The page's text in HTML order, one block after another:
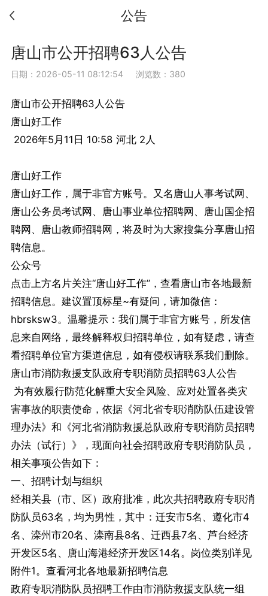
公告
唐山市公开招聘63人公告
日期：2026-05-11 08:12:54浏览数：380
唐山市公开招聘63人公告
唐山好工作
2026年5月11日 10:58 河北 2人
唐山好工作
唐山好工作，属于非官方账号。又名唐山人事考试网、
唐山公务员考试网、唐山事业单位招聘网、唐山国企招
聘网、唐山教师招聘网，将及时为大家搜集分享唐山招
聘信息。
公众号
点击上方名片关注“唐山好工作”，查看唐山市各地最新
招聘信息。建议置顶标星~有疑问，请加微信：
hbrsksw3。温馨提示：我们属于非官方账号，所发信
息来自网络，最终解释权归招聘单位，如有疑虑，请查
看招聘单位官方渠道信息，如有侵权请联系我们删除。
唐山市消防救援支队政府专职消防员招聘63人公告
为有效履行防范化解重大安全风险、应对处置各类灾
害事故的职责使命，依据《河北省专职消防队伍建设管
理办法》和《河北省消防救援总队政府专职消防员招聘
办法（试行）》，现面向社会招聘政府专职消防队员，
相关事项公告如下：
一、招聘计划与组织
经相关县（市、区）政府批准，此次共招聘政府专职消
防队员63名，均为男性，其中：迁安市5名、遵化市4
名、滦州市20名、滦南县8名、迁西县7名、芦台经济
开发区5名、唐山海港经济开发区14名。岗位类别详见
附件1。查看河北各地最新招聘信息
政府专职消防队员招聘工作由市消防救援支队统一组